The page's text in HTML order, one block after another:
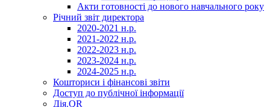
Акти готовності до нового навчального року
Річний звіт директора
2020-2021 н.р.
2021-2022 н.р.
2022-2023 н.р.
2023-2024 н.р.
2024-2025 н.р.
Кошториси і фінансові звіти
Доступ до публічної інформації
Дія.QR